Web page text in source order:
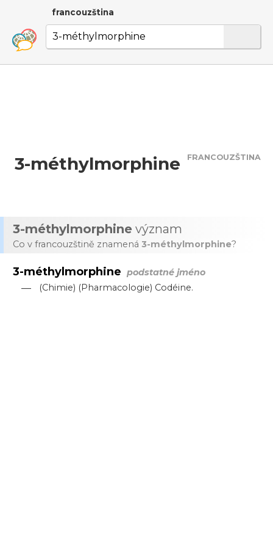
francouzština
3-méthylmorphine FRANCOUZŠTINA
3-méthylmorphine význam
Co v francouzštině znamená 3-méthylmorphine?
3-méthylmorphine podstatné jméno
— (Chimie) (Pharmacologie) Codéine.